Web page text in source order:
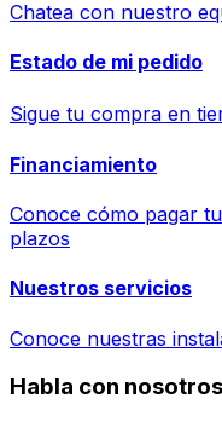
Chatea con nuestro
Estado de mi pedido
Sigue tu compra en
Financiamiento
Conoce cómo pagar
plazos
Nuestros servicios
Conoce nuestras
Habla con nosotros